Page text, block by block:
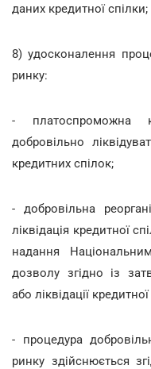
даних кредитної спілки;
8) удосконалення
ринку:
- платоспроможна
добровільно
кредитних спілок;
- добровільна
ліквідація кредитної
надання
дозволу згідно із
або ліквідації
- процедура
ринку здійснюється